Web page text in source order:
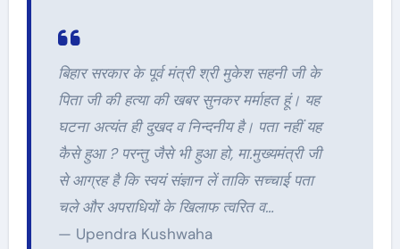
बिहार सरकार के पूर्व मंत्री श्री मुकेश सहनी जी के
पिता जी की हत्या की खबर सुनकर मर्माहत हूं। यह
घटना अत्यंत ही दुखद व निन्दनीय है। पता नहीं यह
कैसे हुआ ? परन्तु जैसे भी हुआ हो, मा.मुख्यमंत्री जी
से आग्रह है कि स्वयं संज्ञान लें ताकि सच्चाई पता
चले और अपराधियों के खिलाफ त्वरित व…
— Upendra Kushwaha